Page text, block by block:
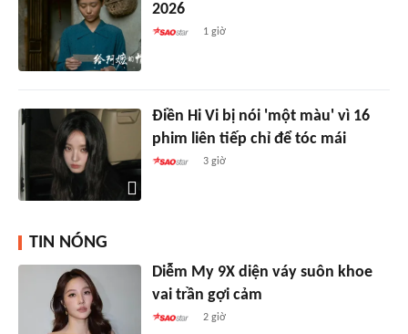
2026
1 giờ
Điền Hi Vi bị nói 'một màu' vì 16
phim liên tiếp chỉ để tóc mái
3 giờ
TIN NÓNG
Diễm My 9X diện váy suôn khoe
vai trần gợi cảm
2 giờ